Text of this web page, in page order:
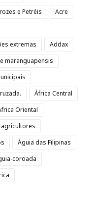
e Petréis
Acre
extremas
Addax
maranguapensis
África Central
Oriental
agricultores
Águia das Filipinas
coroada